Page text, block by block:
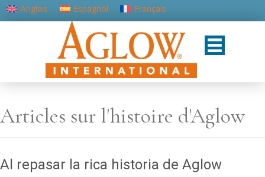
Anglais Espagnol
Français
Portugais - du Portugal
Articles sur l'histoire d'Aglow
Al repasar la rica historia de Aglow